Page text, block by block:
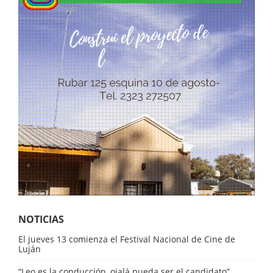
NOTICIAS
El jueves 13 comienza el Festival Nacional de Cine de
Luján